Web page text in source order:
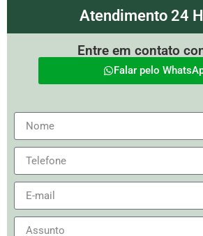
Atendimento 24
Entre em contato
Falar pelo